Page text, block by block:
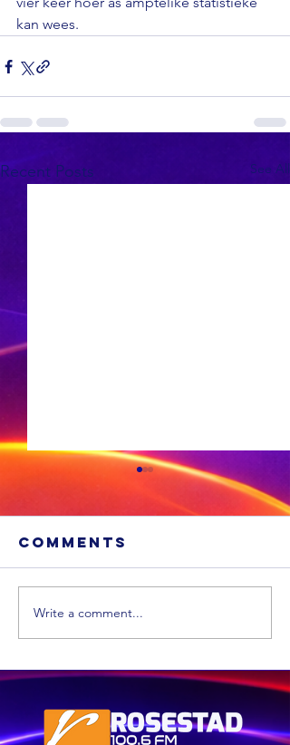
kan wees.
Recent Posts See All
'n VS skool is
glo beroof
Comments
Write a comment...